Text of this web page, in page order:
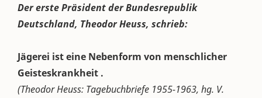
Der erste Präsident der Bundesrepublik
Deutschland, Theodor Heuss, schrieb:
Jägerei ist eine Nebenform von menschlicher
Geisteskrankheit .
(Theodor Heuss: Tagebuchbriefe 1955-1963, hg. V.